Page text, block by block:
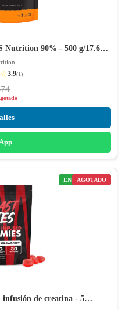
Nutrition 90% - 500 g/17.6…
3.9(1)
ENVÍO GRATIS
AGOTADO
infusión de creatina - 5…